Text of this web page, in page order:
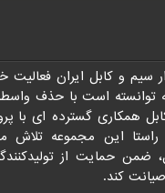
سیم و کابل ایران
گذشته توانسته است با حذف
همکاری گسترده ای با
این مجموعه تلاش
ضمن حمایت از
کند.